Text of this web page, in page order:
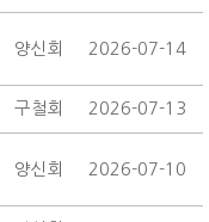
양신회 2026-07-14
구철회 2026-07-13
양신회 2026-07-10